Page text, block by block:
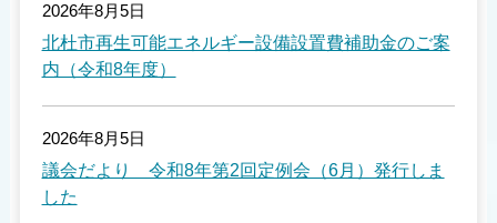
2026年8月5日
北杜市再生可能エネルギー設備設置費補助金のご案
内（令和8年度）
2026年8月5日
議会だより 令和8年第2回定例会（6月）発行しま
した